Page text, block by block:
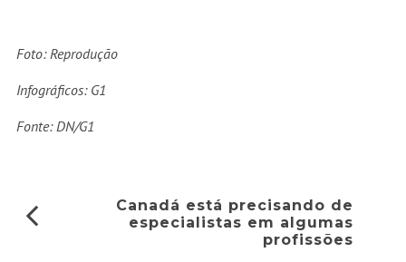
Foto: Reprodução
Infográficos: G1
Fonte: DN/G1
Canadá está precisando de
especialistas em algumas
profissões